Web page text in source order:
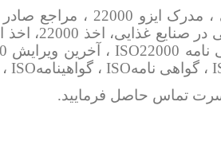
مشاوره ایزو 22000 ،
سرت تماس حاصل فرمایید.